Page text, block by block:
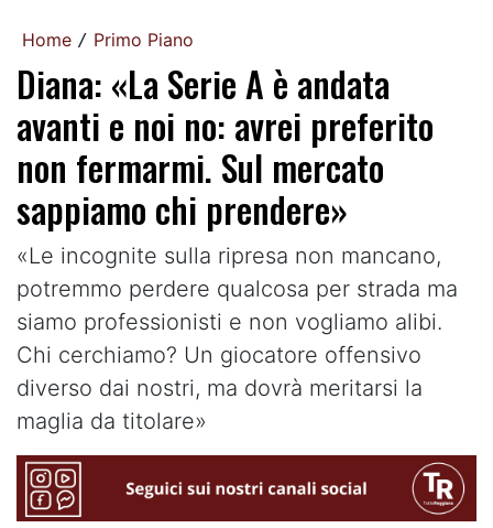
Home / Primo Piano
Diana: «La Serie A è andata
avanti e noi no: avrei preferito
non fermarmi. Sul mercato
sappiamo chi prendere»
«Le incognite sulla ripresa non mancano,
potremmo perdere qualcosa per strada ma
siamo professionisti e non vogliamo alibi.
Chi cerchiamo? Un giocatore offensivo
diverso dai nostri, ma dovrà meritarsi la
maglia da titolare»